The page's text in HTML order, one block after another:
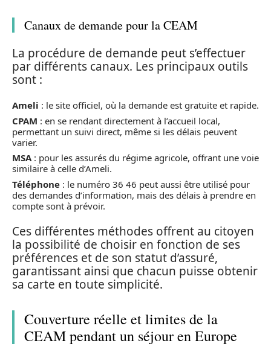
Canaux de demande pour la CEAM
La procédure de demande peut s’effectuer
par différents canaux. Les principaux outils
sont :
Ameli : le site officiel, où la demande est gratuite et rapide.
CPAM : en se rendant directement à l’accueil local,
permettant un suivi direct, même si les délais peuvent
varier.
MSA: pour les assurés du régime agricole, offrant une voie
similaire à celle d’Ameli.
Téléphone : le numéro 36 46 peut aussi être utilisé pour
des demandes d’information, mais des délais à prendre en
compte sont à prévoir.
Ces différentes méthodes offrent au citoyen
la possibilité de choisir en fonction de ses
préférences et de son statut d’assuré,
garantissant ainsi que chacun puisse obtenir
sa carte en toute simplicité.
Couverture réelle et limites de la
CEAM pendant un séjour en Europe